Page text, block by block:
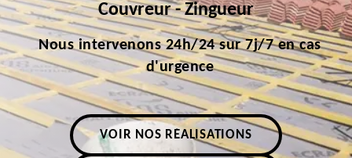
Couvreur - Zingueur
Nous intervenons 24h/24 sur 7j/7 en cas
d'urgence
VOIR NOS RÉALISATIONS